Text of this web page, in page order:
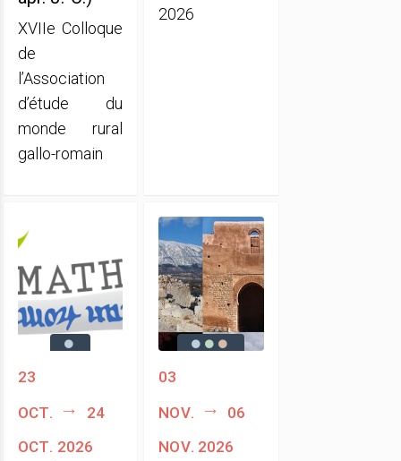
XVIIe Colloque
de
l’Association
d’étude du
monde rural
gallo-romain
2026
23
oct.
24
oct. 2026
03
nov.
06
nov. 2026